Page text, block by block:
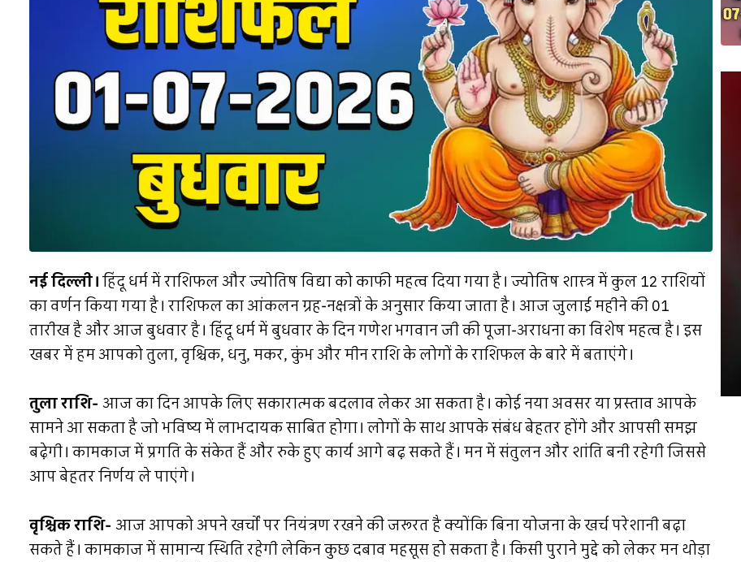
नई दिल्ली।हिंदू धर्म में राशिफल और ज्योतिष विद्या को काफी महत्व दिया गया है। ज्योतिष शास्त्र में कुल 12 राशियों
का वर्णन किया गया है। राशिफल का आंकलन ग्रह-नक्षत्रों के अनुसार किया जाता है। आज जुलाई महीने की 01
तारीख है और आज बुधवार है। हिंदू धर्म में बुधवार के दिन गणेश भगवान जी की पूजा-अराधना का विशेष महत्व है। इस
खबर में हम आपको तुला, वृश्चिक, धनु, मकर, कुंभ और मीन राशि के लोगों के राशिफल के बारे में बताएंगे।
तुला राशि- आज का दिन आपके लिए सकारात्मक बदलाव लेकर आ सकता है। कोई नया अवसर या प्रस्ताव आपके
सामने आ सकता है जो भविष्य में लाभदायक साबित होगा। लोगों के साथ आपके संबंध बेहतर होंगे और आपसी समझ
बढ़ेगी। कामकाज में प्रगति के संकेत हैं और रुके हुए कार्य आगे बढ़ सकते हैं। मन में संतुलन और शांति बनी रहेगी जिससे
आप बेहतर निर्णय ले पाएंगे।
वृश्चिक राशि- आज आपको अपने खर्चों पर नियंत्रण रखने की जरूरत है क्योंकि बिना योजना के खर्च परेशानी बढ़ा
सकते हैं। कामकाज में सामान्य स्थिति रहेगी लेकिन कुछ दबाव महसूस हो सकता है। किसी पुराने मुद्दे को लेकर मन थोड़ा